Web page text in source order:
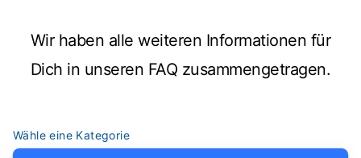
Wir haben alle weiteren Informationen für
Dich in unseren FAQ zusammengetragen.
Wähle eine Kategorie